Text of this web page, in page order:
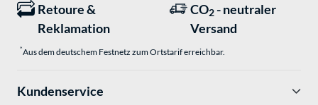
Retoure &
Reklamation
CO2 - neutraler
Versand
*Aus dem deutschem Festnetz zum Ortstarif erreichbar.
Kundenservice